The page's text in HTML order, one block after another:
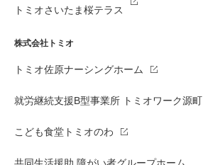
トミオさいたま桜テラス
株式会社トミオ
トミオ佐原ナーシングホーム
就労継続支援B型事業所 トミオワーク源町
こども食堂トミオのわ